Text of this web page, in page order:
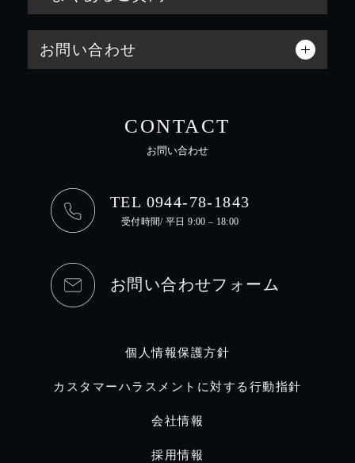
お問い合わせ
CONTACT
お問い合わせ
TEL 0944-78-1843
受付時間/ 平日 9:00 – 18:00
お問い合わせフォーム
個人情報保護方針
カスタマーハラスメントに対する行動指針
会社情報
採用情報